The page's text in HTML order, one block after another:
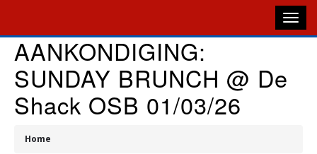
naar
de
gaan
AANKONDIGING:
SUNDAY BRUNCH @ De
Shack OSB 01/03/26
Home